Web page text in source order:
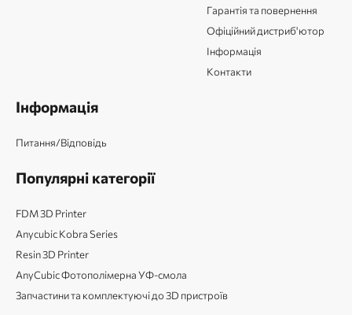
Гарантія та повернення
Офіційний дистриб'ютор
Інформація
Контакти
Інформація
Питання/Відповідь
Популярні категорії
FDM 3D Printer
Anycubic Kobra Series
Resin 3D Printer
AnyCubic Фотополімерна УФ-смола
Запчастини та комплектуючі до 3D пристроїв